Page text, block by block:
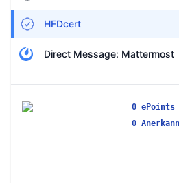
HFDcert
Direct Message: Mattermost
0 ePoints
0